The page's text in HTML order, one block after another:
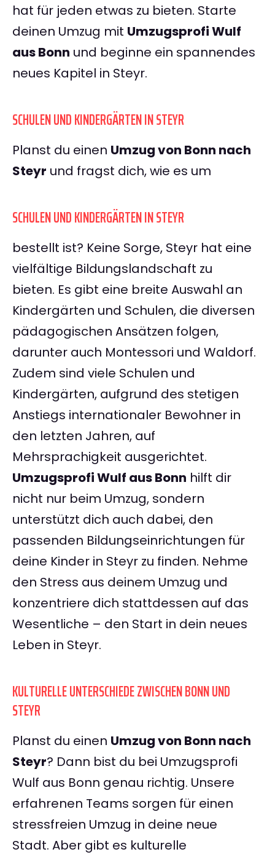
hat für jeden etwas zu bieten. Starte
deinen Umzug mit Umzugsprofi Wulf
aus Bonn und beginne ein spannendes
neues Kapitel in Steyr.
SCHULEN UND KINDERGÄRTEN IN STEYR
Planst du einen Umzug von Bonn nach
Steyr und fragst dich, wie es um
SCHULEN UND KINDERGÄRTEN IN STEYR
bestellt ist? Keine Sorge, Steyr hat eine
vielfältige Bildungslandschaft zu
bieten. Es gibt eine breite Auswahl an
Kindergärten und Schulen, die diversen
pädagogischen Ansätzen folgen,
darunter auch Montessori und Waldorf.
Zudem sind viele Schulen und
Kindergärten, aufgrund des stetigen
Anstiegs internationaler Bewohner in
den letzten Jahren, auf
Mehrsprachigkeit ausgerichtet.
Umzugsprofi Wulf aus Bonn hilft dir
nicht nur beim Umzug, sondern
unterstützt dich auch dabei, den
passenden Bildungseinrichtungen für
deine Kinder in Steyr zu finden. Nehme
den Stress aus deinem Umzug und
konzentriere dich stattdessen auf das
Wesentliche – den Start in dein neues
Leben in Steyr.
KULTURELLE UNTERSCHIEDE ZWISCHEN BONN UND
STEYR
Planst du einen Umzug von Bonn nach
Steyr? Dann bist du bei Umzugsprofi
Wulf aus Bonn genau richtig. Unsere
erfahrenen Teams sorgen für einen
stressfreien Umzug in deine neue
Stadt. Aber gibt es kulturelle